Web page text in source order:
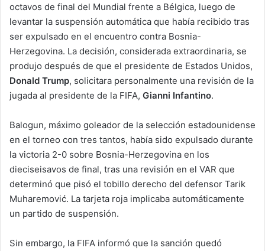
octavos de final del Mundial frente a Bélgica, luego de
levantar la suspensión automática que había recibido tras
ser expulsado en el encuentro contra Bosnia-
Herzegovina. La decisión, considerada extraordinaria, se
produjo después de que el presidente de Estados Unidos,
Donald Trump, solicitara personalmente una revisión de la
jugada al presidente de la FIFA, Gianni Infantino.
Balogun, máximo goleador de la selección estadounidense
en el torneo con tres tantos, había sido expulsado durante
la victoria 2-0 sobre Bosnia-Herzegovina en los
dieciseisavos de final, tras una revisión en el VAR que
determinó que pisó el tobillo derecho del defensor Tarik
Muharemović. La tarjeta roja implicaba automáticamente
un partido de suspensión.
Sin embargo, la FIFA informó que la sanción quedó